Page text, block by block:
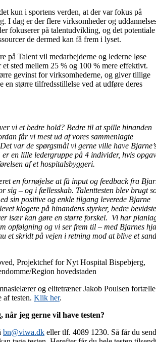
kun i sportens verden, at der var fokus på
I dag er der flere virksomheder og
fokuserer på talentudvikling, og det potentiale
de dermed kan få frem i lyset.
på Talent vil medarbejderne og lederne løse
et sted mellem 25 % og 100 % mere effektivt.
gevinst for virksomhederne, og giver tillige
en større tilfredsstillelse ved at udføre deres
vi et bedre hold? Bedre til at spille hinanden
får vi mest ud af vores sammenlagte
var de spørgsmål vi gerne ville have
en lille ledergruppe på 4 individer, hvis
af et hospitalsbyggeri.
en fornøjelse at få input og feedback fra
sig – og i fællesskab. Talenttesten blev brugt
sin positive og enkle tilgang leverede Bjarne
klogere på hinandens styrker, bedre bevidste
især kan gøre en større forskel. Vi har
opfølgning og vi ser frem til – med Bjarnes
et skridt på vejen i retning mod at blive et
Projektchef for Nyt Hospital Bispebjerg,
Region hovedstaden
og elitetræner Jakob Poulsen fortælle
af testen. Klik her.
når jeg gerne vil have testen?
bn@viwa.dk eller tlf. 4089 1230. Så får du